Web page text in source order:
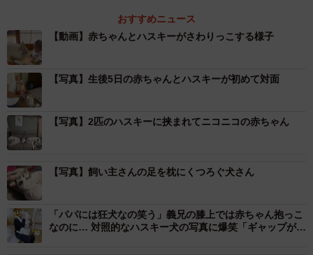
おすすめニュース
【動画】赤ちゃんとハスキーがさわりっこする様子
【写真】生後5日の赤ちゃんとハスキーが初めて対面
【写真】2匹のハスキーに挟まれてニコニコの赤ちゃん
【写真】飼い主さんの足を枕にくつろぐ犬さん
「パパには狂犬なの笑う」義兄の膝上では赤ちゃん抱っこ
なのに… 対照的なハスキー犬の写真に爆笑「ギャップがす